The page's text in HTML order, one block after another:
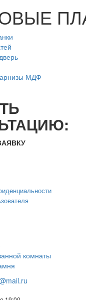
МДФ
комнаты